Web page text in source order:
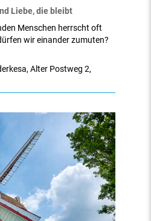
,Alter Postweg 2,
Liebe, die bleibt
Menschen herrscht oft
wir einander zumuten?